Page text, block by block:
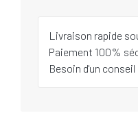
Livraison rapide
Paiement 100%
Besoin d'un conseil